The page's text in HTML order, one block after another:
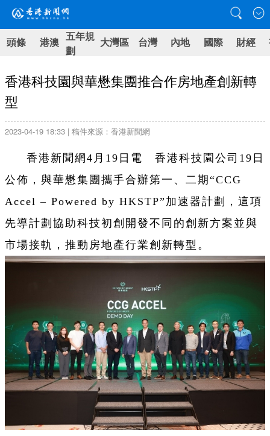
頭條 港澳 五年規
劃
大灣區 台灣 內地 國際 財經
香港科技園與華懋集團推合作房地產創新轉
型
2023-04-19 18:33 | 稿件來源：香港新聞網
香港新聞網4月19日電 香港科技園公司19日
公佈，與華懋集團攜手合辦第一、二期“CCG
Accel – Powered by HKSTP”加速器計劃，這項
先導計劃協助科技初創開發不同的創新方案並與
市場接軌，推動房地產行業創新轉型。